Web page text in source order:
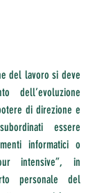
del lavoro si deve
dell’evoluzione
di direzione e
essere
informatici o
intensive”, in
personale del